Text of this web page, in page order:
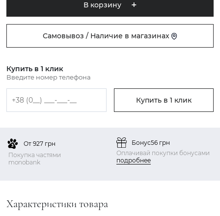
В корзину
Самовывоз / Наличие в магазинах
Купить в 1 клик
Введите номер телефона
Купить в 1 клик
От 927 грн
Покупка частями
monobank
Бонус56 грн
Оплачивай покупки бонусами
подробнее
Характеристики товара